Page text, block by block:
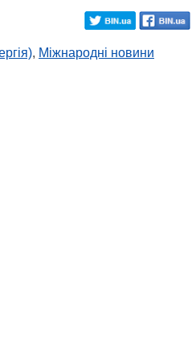
, Міжнародні новини